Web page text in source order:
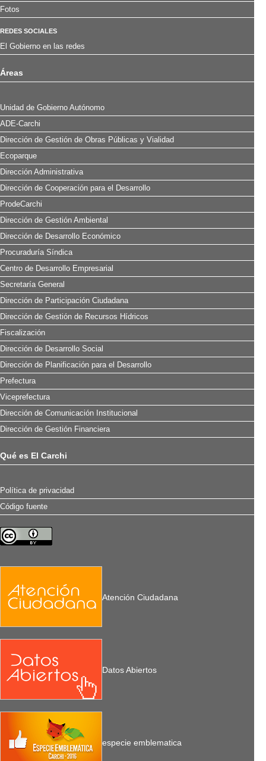
Fotos
REDES SOCIALES
El Gobierno en las redes
Áreas
Unidad de Gobierno Autónomo
ADE-Carchi
Dirección de Gestión de Obras Públicas y Vialidad
Ecoparque
Dirección Administrativa
Dirección de Cooperación para el Desarrollo
ProdeCarchi
Dirección de Gestión Ambiental
Dirección de Desarrollo Económico
Procuraduría Síndica
Centro de Desarrollo Empresarial
Secretaría General
Dirección de Participación Ciudadana
Dirección de Gestión de Recursos Hídricos
Fiscalización
Dirección de Desarrollo Social
Dirección de Planificación para el Desarrollo
Prefectura
Viceprefectura
Dirección de Comunicación Institucional
Dirección de Gestión Financiera
Qué es El Carchi
Política de privacidad
Código fuente
Atención Ciudadana
Datos Abiertos
especie emblematica